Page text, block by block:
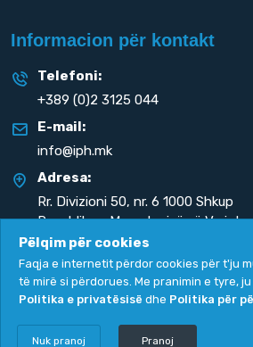
Informacion për kontakt
Telefoni:
+389 (0)2 3125 044
E-mail:
info@iph.mk
Adresa:
Rr. Divizioni 50, nr. 6 1000 Shkup
Republika e Maqedonisë së Veriut
Politika e privatësisë Politika për
Copyright 2026. All rights
Pëlqim për cookies
Faqja e internetit përdor cookies për t'ju
të mirë si përdorues. Me pranimin e tyre,
Politika e privatësisë dhe Politika për
Nuk pranoj Pranoj